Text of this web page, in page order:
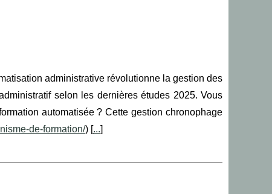
administrative révolutionne la gestion des
selon les dernières études 2025. Vous
automatisée ? Cette gestion chronophage
de-formation/) [...]